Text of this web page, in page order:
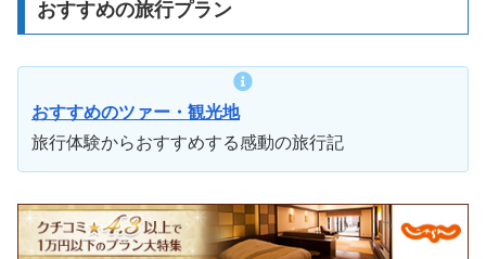
おすすめの旅行プラン
おすすめのツァー・観光地
旅行体験からおすすめする感動の旅行記